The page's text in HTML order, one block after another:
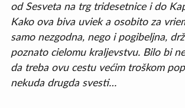
od Sesveta na trg tridesetnice i do
Kako ova biva uviek a osobito za
samo nezgodna, nego i pogibeljna,
poznato cielomu kraljevstvu. Bilo bi
da treba ovu cestu većim troškom
nekuda drugda svesti…